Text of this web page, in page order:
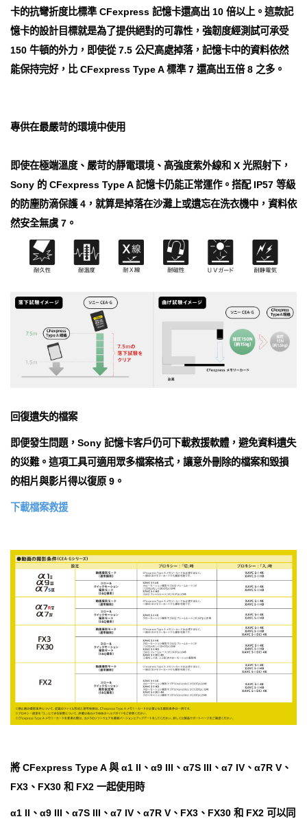
卡的抗彎折度比標準 CFexpress 記憶卡還高出 10 倍以上。這款記
憶卡的設計目標就是為了提供絕對的可靠性，強韌度經測試可承受
150 牛頓的外力，即使從 7.5 公尺高處掉落，記憶卡中的資料依然
能保持完好，比 CFexpress Type A 標準 7 還高出五倍 8 之多。
專供在最嚴苛的環境中使用
即使在極端溫度、嚴苛的靜電環境、高強度紫外線和 X 光照射下，
Sony 的 CFexpress Type A 記憶卡仍能正常運作。搭配 IP57 等級
的防塵防滴保護 4，就算是掉落在沙灘上或遺忘在洗衣機中，資料依
然安全無虞 7。
回復遺失的檔案
即便發生問題，Sony 記憶卡客戶仍可下載救援軟體，避免資料遺失
的災難。這項工具可適用眾多檔案格式，讓意外刪除的檔案和毀損
的相片與影片得以復原 9。
下載檔案救援
將 CFexpress Type A 與 α1 II、α9 III、α7S III、α7 IV、α7R V、
FX3、FX30 和 FX2 一起使用時
α1 II、α9 III、α7S III、α7 IV、α7R V、FX3、FX30 和 FX2 可以同